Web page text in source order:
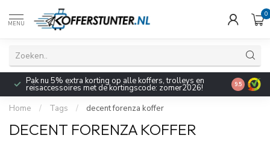
MENU
0
Pak nu 5% extra korting op alle koffers, trolleys en
reisaccessoires met de kortingscode: zomer2026! 9.5
Home / Tags / decent forenza koffer
DECENT FORENZA KOFFER